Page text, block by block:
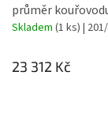
průměr
Skladem (1 ks) |
23 312 Kč